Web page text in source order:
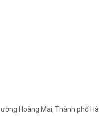
999 ₫
Hoàng Mai, Thành phố Hà